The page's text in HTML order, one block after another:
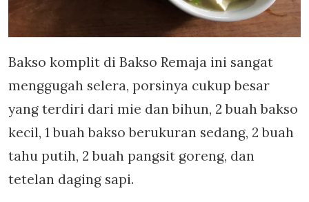
Bakso komplit di Bakso Remaja ini sangat
menggugah selera, porsinya cukup besar
yang terdiri dari mie dan bihun, 2 buah bakso
kecil, 1 buah bakso berukuran sedang, 2 buah
tahu putih, 2 buah pangsit goreng, dan
tetelan daging sapi.